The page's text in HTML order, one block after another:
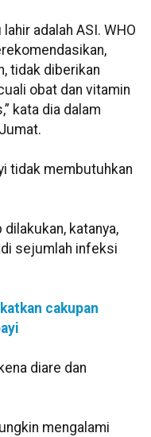
adalah ASI. WHO
tidak diberikan
obat dan vitamin
kata dia dalam
tidak membutuhkan
katanya,
sejumlah infeksi
cakupan
diare dan
mengalami